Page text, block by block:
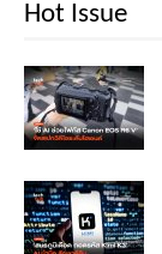
Hot Issue